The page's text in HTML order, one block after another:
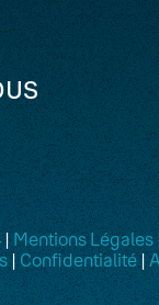
| Mentions Légales
|Confidentialité|